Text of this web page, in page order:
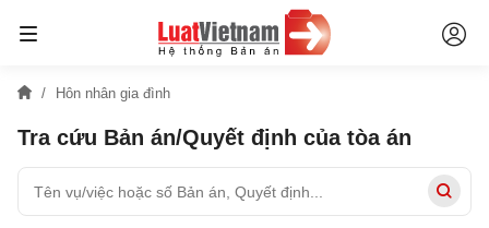
Hôn nhân gia đình
Tra cứu Bản án/Quyết định của tòa án